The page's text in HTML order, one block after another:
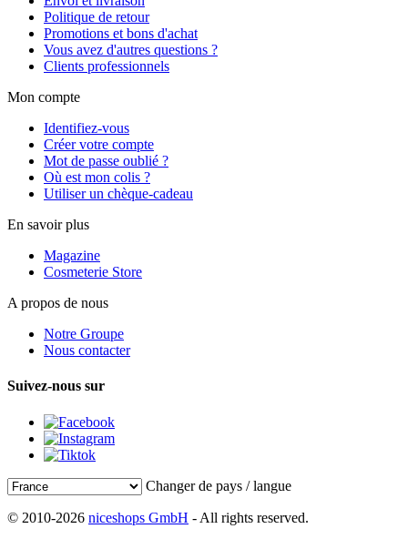
Politique de retour
Promotions et bons d'achat
Vous avez d'autres questions ?
Clients professionnels
Mon compte
Identifiez-vous
Créer votre compte
Mot de passe oublié ?
Où est mon colis ?
Utiliser un chèque-cadeau
En savoir plus
Magazine
Cosmeterie Store
A propos de nous
Notre Groupe
Nous contacter
Suivez-nous sur
Changer de pays / langue
© 2010-2026 niceshops GmbH - All rights reserved.